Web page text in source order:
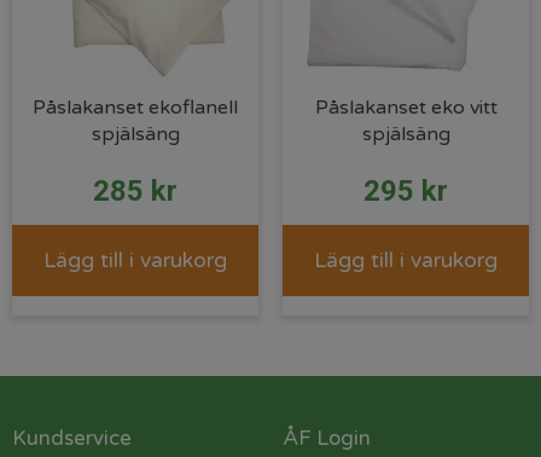
Påslakanset ekoflanell
spjälsäng
285 kr
Lägg till i varukorg
Påslakanset eko vitt
spjälsäng
295 kr
Lägg till i varukorg
Kundservice ÅF Login